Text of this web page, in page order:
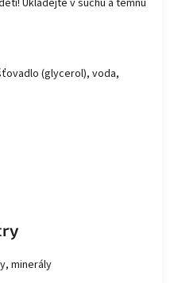
Ukládejte v suchu a temnu
(glycerol), voda,
minerály